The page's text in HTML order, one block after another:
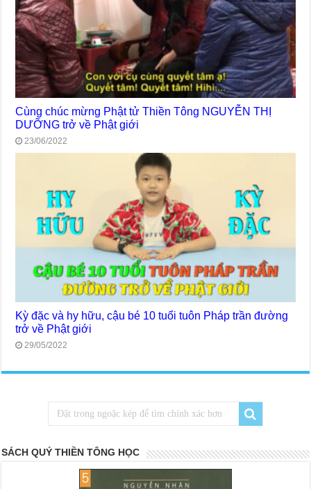
Cùng chúc mừng Phật tử Thiền Tông NGUYỄN THỊ
DƯỠNG trở về Phật giới
23/06/2022
Kỳ đặc và hy hữu, cậu bé 10 tuổi tuôn Pháp trần đường
trở về Phật giới
29/05/2022
SÁCH QUÝ THIỀN TÔNG HỌC